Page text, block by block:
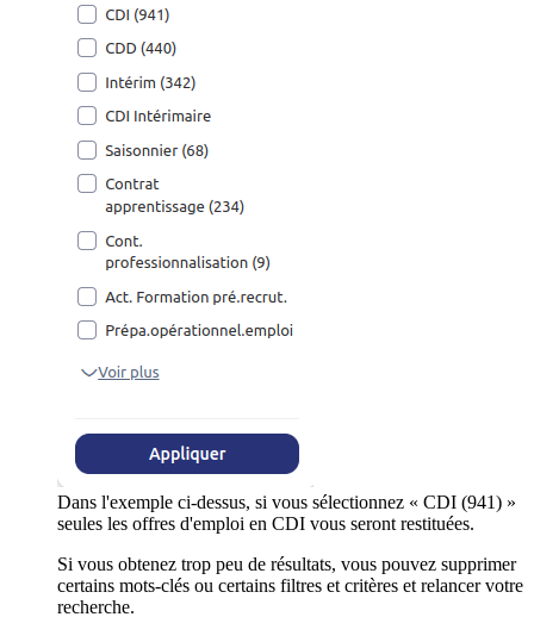
Dans l'exemple ci-dessus, si vous sélectionnez « CDI (941) »
seules les offres d'emploi en CDI vous seront restituées.
Si vous obtenez trop peu de résultats, vous pouvez supprimer
certains mots-clés ou certains filtres et critères et relancer votre
recherche.